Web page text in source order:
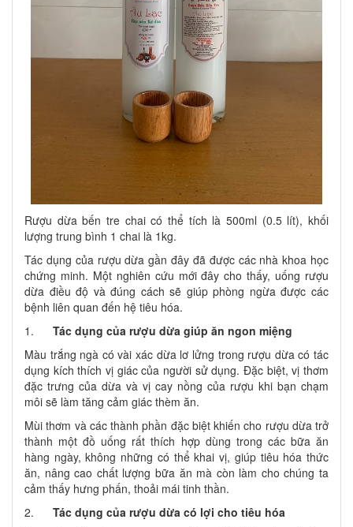
Rượu dừa bến tre chai có thể tích là 500ml (0.5 lít), khối
lượng trung bình 1 chai là 1kg.
Tác dụng của rượu dừa gần đây đã được các nhà khoa học
chứng minh. Một nghiên cứu mới đây cho thấy, uống rượu
dừa điều độ và đúng cách sẽ giúp phòng ngừa được các
bệnh liên quan đến hệ tiêu hóa.
1. Tác dụng của rượu dừa giúp ăn ngon miệng
Màu trắng ngà có vài xác dừa lơ lửng trong rượu dừa có tác
dụng kích thích vị giác của người sử dụng. Đặc biệt, vị thơm
đặc trưng của dừa và vị cay nồng của rượu khi bạn chạm
môi sẽ làm tăng cảm giác thèm ăn.
Mùi thơm và các thành phần đặc biệt khiến cho rượu dừa trở
thành một đồ uống rất thích hợp dùng trong các bữa ăn
hàng ngày, không những có thể khai vị, giúp tiêu hóa thức
ăn, nâng cao chất lượng bữa ăn mà còn làm cho chúng ta
cảm thấy hưng phấn, thoải mái tinh thần.
2. Tác dụng của rượu dừa có lợi cho tiêu hóa